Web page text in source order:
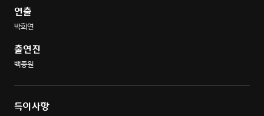
연출
박희연
출연진
백종원
특이사항